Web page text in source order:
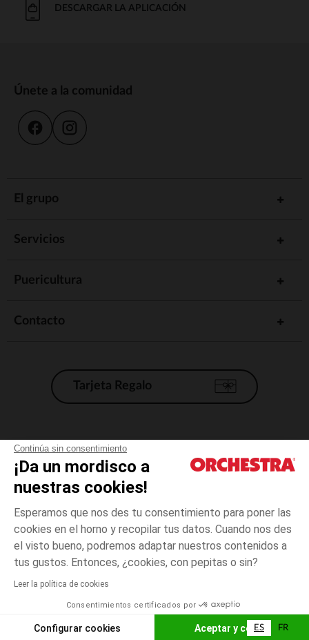
Continúa sin consentimiento
¡Da un mordisco a
nuestras cookies!
Esperamos que nos des tu consentimiento para poner las
cookies en el horno y recopilar tus datos. Cuando nos des
el visto bueno, podremos adaptar nuestros contenidos a
tus gustos. Entonces, ¿cookies, con pepitas o sin?
Leer la política de cookies
Consentimientos certificados por
Configurar cookies Aceptar y cerrar
Crudo
5
El pago medidante
ELIGE UNA TALLA
DESCARGAR LA APLICACIÓN
Únete a la comunidad
El grupo
Servicios
Puericultura
Contacto
Tarjeta Regalo
Condiciones generales de venta
Aviso Legal
*Condiciones de las ofertas actuales
Gestión de las cookies
Accesibilidad: no conforme
Orchestra adhiere al código de ética de la Federación Francesa de comercio
electrónico y venta a distancia (FEVAD) y al sistema de mediación de
ES FR